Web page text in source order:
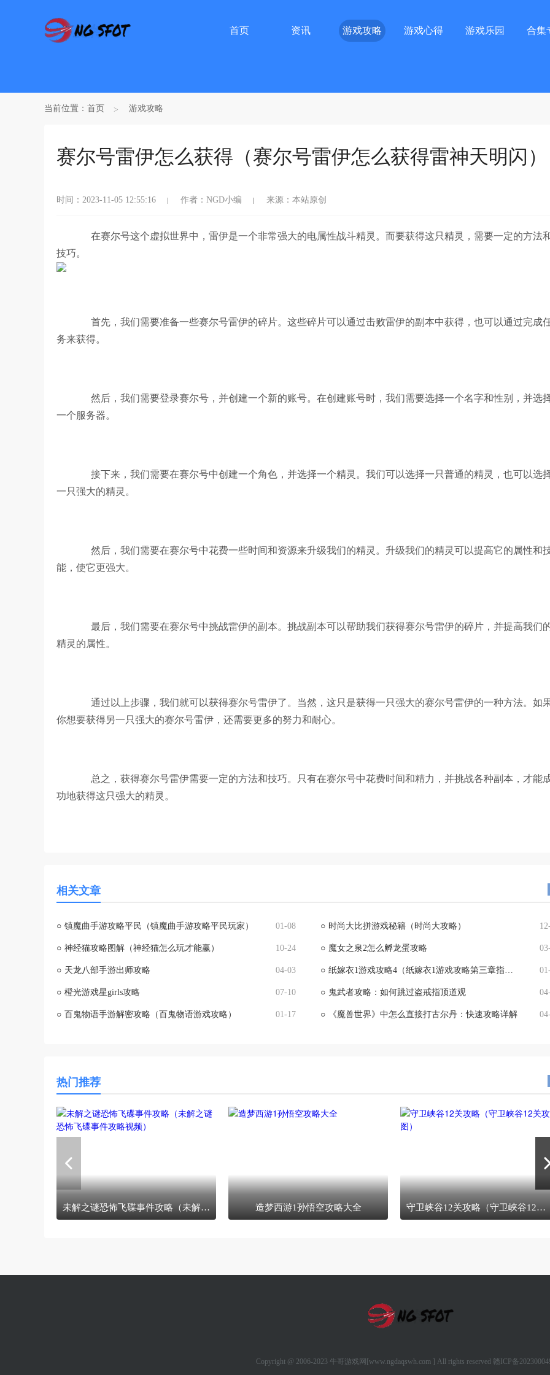
首页 资讯 游戏攻略 游戏心得 游戏乐园 合集
当前位置： 首页 游戏攻略
赛尔号雷伊怎么获得（赛尔号雷伊怎么获得雷神天明闪）
时间：2023-11-05 12:55:16 作者：NGD小编 来源：本站原创
在赛尔号这个虚拟世界中，雷伊是一个非常强大的电属性战斗精灵。而要获得这只精灵，需要一定的方法
技巧。
首先，我们需要准备一些赛尔号雷伊的碎片。这些碎片可以通过击败雷伊的副本中获得，也可以通过完成
务来获得。
然后，我们需要登录赛尔号，并创建一个新的账号。在创建账号时，我们需要选择一个名字和性别，并选
一个服务器。
接下来，我们需要在赛尔号中创建一个角色，并选择一个精灵。我们可以选择一只普通的精灵，也可以选
一只强大的精灵。
然后，我们需要在赛尔号中花费一些时间和资源来升级我们的精灵。升级我们的精灵可以提高它的属性和
能，使它更强大。
最后，我们需要在赛尔号中挑战雷伊的副本。挑战副本可以帮助我们获得赛尔号雷伊的碎片，并提高我们
精灵的属性。
通过以上步骤，我们就可以获得赛尔号雷伊了。当然，这只是获得一只强大的赛尔号雷伊的一种方法。如
你想要获得另一只强大的赛尔号雷伊，还需要更多的努力和耐心。
总之，获得赛尔号雷伊需要一定的方法和技巧。只有在赛尔号中花费时间和精力，并挑战各种副本，才能
功地获得这只强大的精灵。
相关文章
○ 镇魔曲手游攻略平民（镇魔曲手游攻略平民玩家） 01-08 ○ 时尚大比拼游戏秘籍（时尚大攻略）
○ 神经猫攻略图解（神经猫怎么玩才能赢） 10-24 ○ 魔女之泉2怎么孵龙蛋攻略
○ 天龙八部手游出师攻略 04-03 ○ 纸嫁衣1游戏攻略4（纸嫁衣1游戏攻略第三章指针）
○ 橙光游戏星girls攻略 07-10 ○ 鬼武者攻略：如何跳过盗戒指顶道观
○ 百鬼物语手游解密攻略（百鬼物语游戏攻略） 01-17 ○ 《魔兽世界》中怎么直接打古尔丹：快速攻略详解
热门推荐
未解之谜恐怖飞碟事件攻略（未解之谜恐怖飞碟事件攻略视频） 造梦西游1孙悟空攻略大全 守卫峡谷12关攻略（守卫峡谷12关攻略图）
Copyright @ 2006-2023 牛哥游戏网[www.ngdaqswh.com ] All rights reserved 赣ICP备